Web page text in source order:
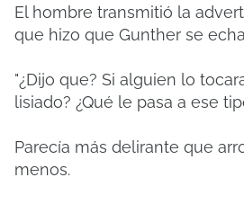
El hombre transmitió la
que hizo que Gunther se
"¿Dijo que? Si alguien lo
lisiado? ¿Qué le pasa a ese
Parecía más delirante que
menos.